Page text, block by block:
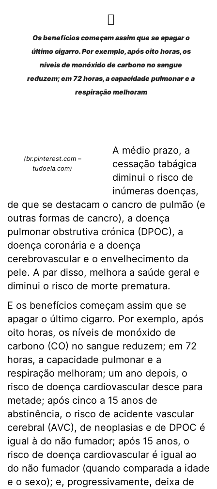
Os benefícios começam assim que se apagar o
último cigarro. Por exemplo, após oito horas, os
níveis de monóxido de carbono no sangue
reduzem; em 72 horas, a capacidade pulmonar e a
respiração melhoram
(br.pinterest.com –
tudoela.com)
A médio prazo, a
cessação tabágica
diminui o risco de
inúmeras doenças,
de que se destacam o cancro de pulmão (e
outras formas de cancro), a doença
pulmonar obstrutiva crónica (DPOC), a
doença coronária e a doença
cerebrovascular e o envelhecimento da
pele. A par disso, melhora a saúde geral e
diminui o risco de morte prematura.
E os benefícios começam assim que se
apagar o último cigarro. Por exemplo, após
oito horas, os níveis de monóxido de
carbono (CO) no sangue reduzem; em 72
horas, a capacidade pulmonar e a
respiração melhoram; um ano depois, o
risco de doença cardiovascular desce para
metade; após cinco a 15 anos de
abstinência, o risco de acidente vascular
cerebral (AVC), de neoplasias e de DPOC é
igual à do não fumador; após 15 anos, o
risco de doença cardiovascular é igual ao
do não fumador (quando comparada a idade
e o sexo); e, progressivamente, deixa de